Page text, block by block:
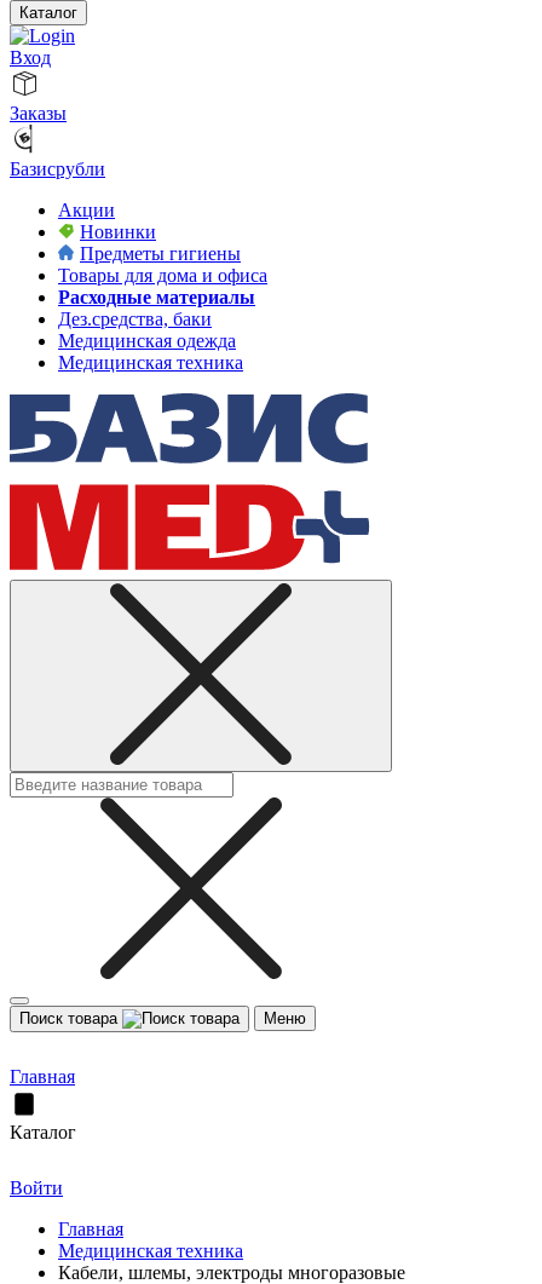
Каталог
Вход
Заказы
Базисрубли
Акции
Новинки
Предметы гигиены
Товары для дома и офиса
Расходные материалы
Дез.средства, баки
Медицинская одежда
Медицинская техника
Поиск товара Меню
Главная
Каталог
Войти
Главная
Медицинская техника
Кабели, шлемы, электроды многоразовые